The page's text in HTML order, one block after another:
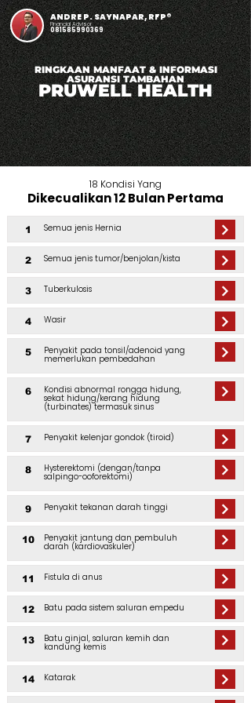
ANDRE P. SAYNAPAR, RFP®
Financial Advisor
081585990369
RINGKAAN MANFAAT & INFORMASI
ASURANSI TAMBAHAN
PRUWELL HEALTH
18 Kondisi Yang
Dikecualikan 12 Bulan Pertama
1 Semua jenis Hernia
2 Semua jenis tumor/benjolan/kista
3 Tuberkulosis
4 Wasir
5 Penyakit pada tonsil/adenoid yang
memerlukan pembedahan
6 Kondisi abnormal rongga hidung,
sekat hidung/kerang hidung
(turbinates) termasuk sinus
7 Penyakit kelenjar gondok (tiroid)
8 Hysterektomi (dengan/tanpa
salpingo-ooforektomi)
9 Penyakit tekanan darah tinggi
10 Penyakit jantung dan pembuluh
darah (kardiovaskuler)
11 Fistula di anus
12 Batu pada sistem saluran empedu
13 Batu ginjal, saluran kemih dan
kandung kemis
14 Katarak